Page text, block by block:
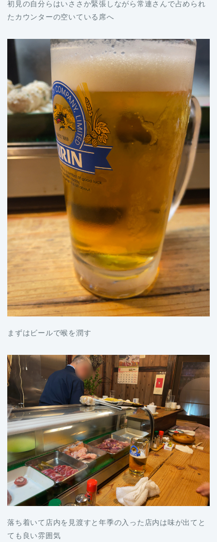
初見の自分らはいささか緊張しながら常連さんで占められ
たカウンターの空いている席へ
まずはビールで喉を潤す
落ち着いて店内を見渡すと年季の入った店内は味が出てと
ても良い雰囲気